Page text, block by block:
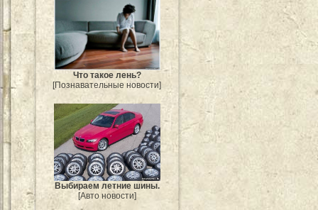
Что такое лень?
[Познавательные новости]
Выбираем летние шины.
[Авто новости]